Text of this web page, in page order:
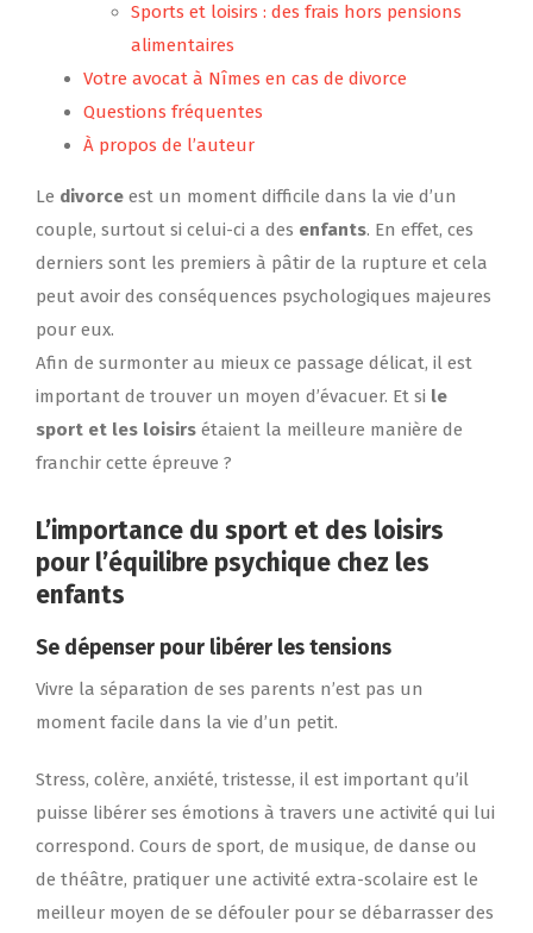
Sports et loisirs : des frais hors pensions
alimentaires
Votre avocat à Nîmes en cas de divorce
Questions fréquentes
À propos de l’auteur
Le divorce est un moment difficile dans la vie d’un
couple, surtout si celui-ci a des enfants. En effet, ces
derniers sont les premiers à pâtir de la rupture et cela
peut avoir des conséquences psychologiques majeures
pour eux.
Afin de surmonter au mieux ce passage délicat, il est
important de trouver un moyen d’évacuer. Et si le
sport et les loisirs étaient la meilleure manière de
franchir cette épreuve ?
L’importance du sport et des loisirs
pour l’équilibre psychique chez les
enfants
Se dépenser pour libérer les tensions
Vivre la séparation de ses parents n’est pas un
moment facile dans la vie d’un petit.
Stress, colère, anxiété, tristesse, il est important qu’il
puisse libérer ses émotions à travers une activité qui lui
correspond. Cours de sport, de musique, de danse ou
de théâtre, pratiquer une activité extra-scolaire est le
meilleur moyen de se défouler pour se débarrasser des